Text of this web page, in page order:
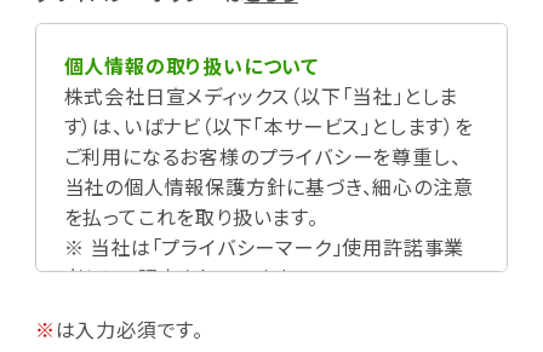
個人情報の取り扱いについて
株式会社日宣メディックス（以下「当社」としま
す）は、いばナビ（以下「本サービス」とします）を
ご利用になるお客様のプライバシーを尊重し、
当社の個人情報保護方針に基づき、細心の注意
を払ってこれを取り扱います。
※ 当社は「プライバシーマーク」使用許諾事業
者として認定されています。
※は入力必須です。